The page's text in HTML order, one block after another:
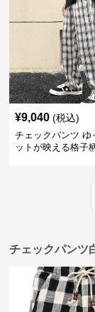
¥9,040 (税込)
チェックパンツ ゆ
ットが映える格子
チェックパンツ